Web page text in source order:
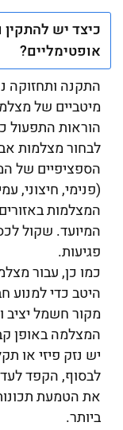
כיצד יש
אופטימליים?
התקנה ותחזוקה
מיטביים של
הוראות התפעול
לבחור מצלמות
הספציפיים של
(פנימי, חיצוני,
המצלמות
המיועד. שקול
פגיעות.
כמו כן, עבור
היטב כדי למנוע
מקור חשמל יציב
המצלמה באופן
יש נזק פיזי או
לבסוף, הקפד
את הטמעת
ביותר.